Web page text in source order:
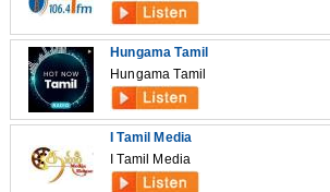
Hungama Tamil
Hungama Tamil
I Tamil Media
I Tamil Media